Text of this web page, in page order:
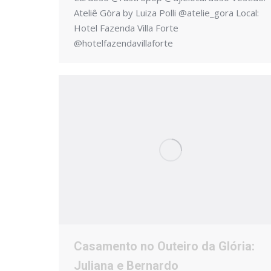
Ateliê Göra by Luiza Polli @atelie_gora Local:
Hotel Fazenda Villa Forte
@hotelfazendavillaforte
Casamento no Outeiro da Glória:
Juliana e Bernardo